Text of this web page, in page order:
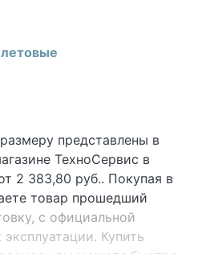
представлены в
ТехноСервис в
2 383,80 руб.. Покупая в
товар прошедший
с официальной
Купить